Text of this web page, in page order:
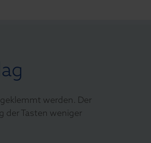
werden. Der
der Tasten weniger